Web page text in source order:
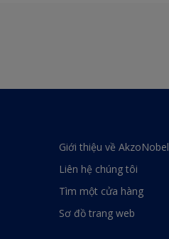
Giới thiệu về AkzoNobel
Liên hệ chúng tôi
Tìm một cửa hàng
Sơ đồ trang web